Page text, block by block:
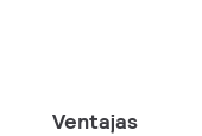
Ventajas